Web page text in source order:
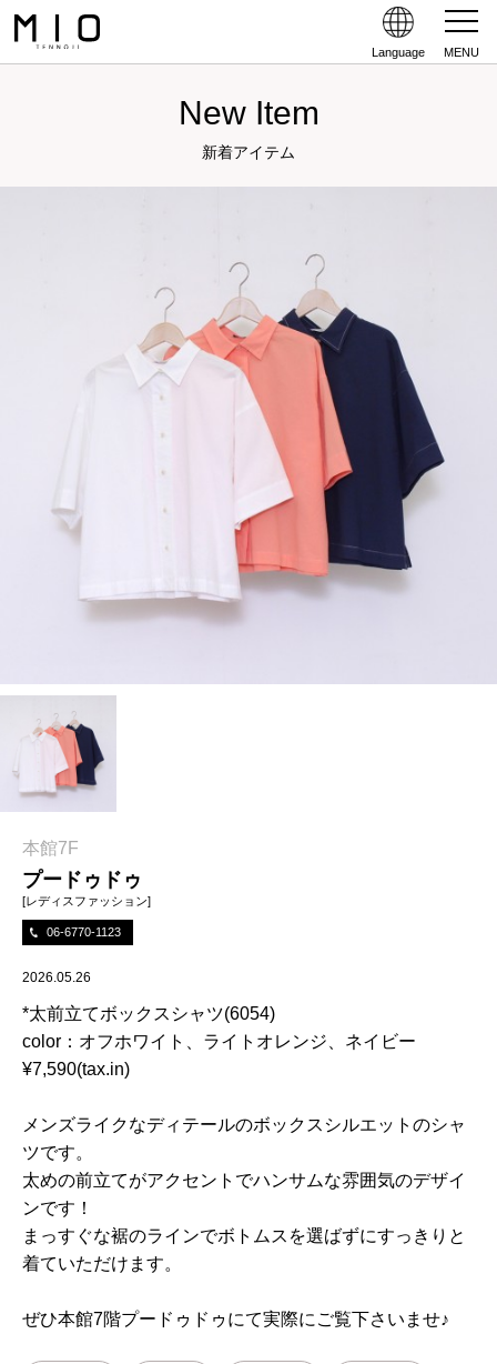
Language MENU
New Item
新着アイテム
本館7F
プードゥドゥ
[レディスファッション]
06-6770-1123
2026.05.26
*太前立てボックスシャツ(6054)
color：オフホワイト、ライトオレンジ、ネイビー
¥7,590(tax.in)
メンズライクなディテールのボックスシルエットのシャ
ツです。
太めの前立てがアクセントでハンサムな雰囲気のデザイ
ンです！
まっすぐな裾のラインでボトムスを選ばずにすっきりと
着ていただけます。
ぜひ本館7階プードゥドゥにて実際にご覧下さいませ♪